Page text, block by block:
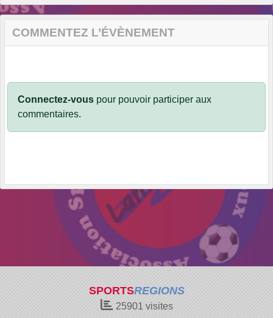
COMMENTEZ L’ÉVÈNEMENT
Connectez-vous pour pouvoir participer aux
commentaires.
SPORTSREGIONS
25901 visites